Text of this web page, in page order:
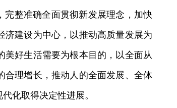
完整准确全面贯彻新发展理念，加快
建设为中心，以推动高质量发展为
美好生活需要为根本目的，以全面从
合理增长，推动人的全面发展、全体
化取得决定性进展。